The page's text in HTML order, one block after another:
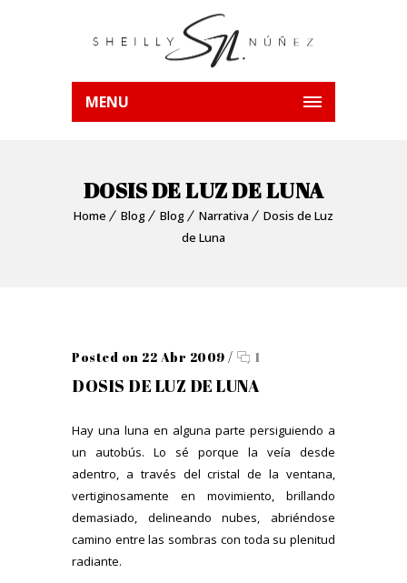
MENU
DOSIS DE LUZ DE LUNA
Home Blog Blog Narrativa
Dosis de Luz
de Luna
Posted on 22 Abr 2009 / 1
DOSIS DE LUZ DE LUNA
Hay una luna en alguna parte persiguiendo a
un autobús. Lo sé porque la veía desde
adentro, a través del cristal de la ventana,
vertiginosamente en movimiento, brillando
demasiado, delineando nubes, abriéndose
camino entre las sombras con toda su plenitud
radiante.